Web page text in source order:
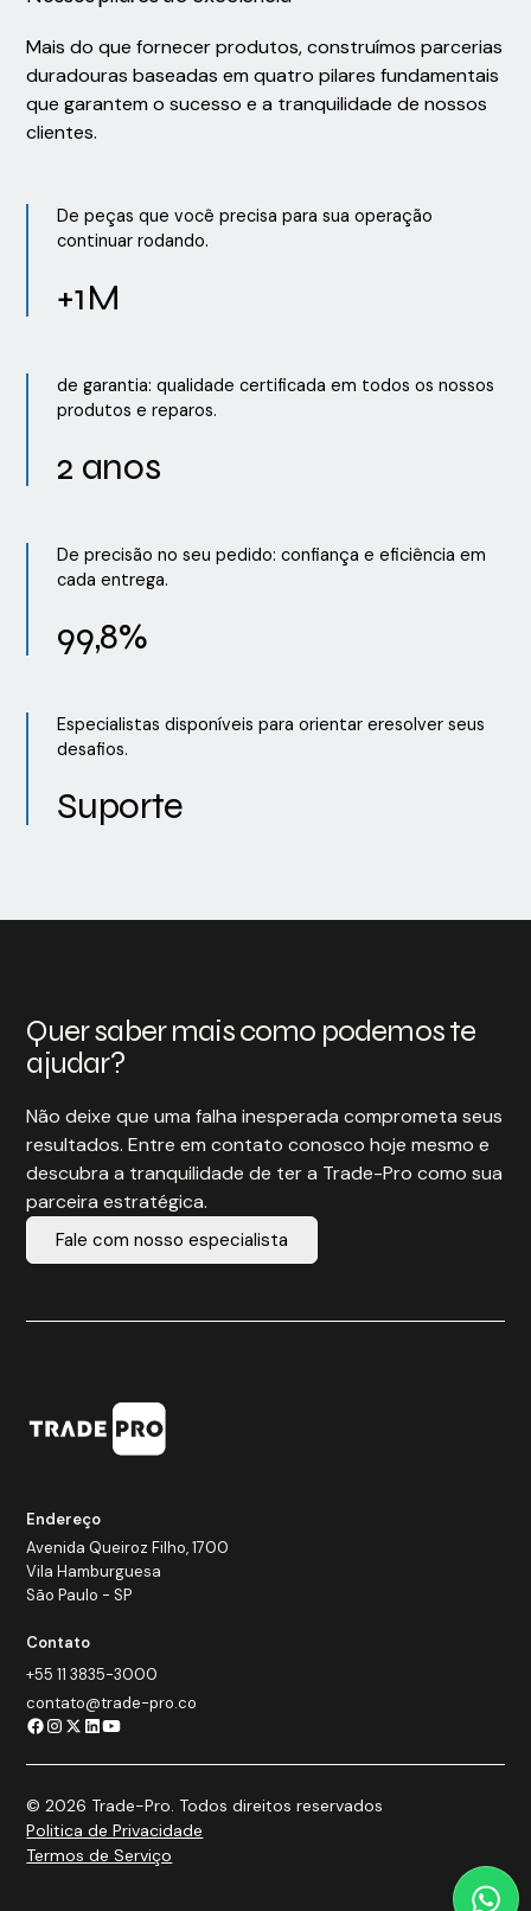
Mais do que fornecer produtos, construímos parcerias
duradouras baseadas em quatro pilares fundamentais
que garantem o sucesso e a tranquilidade de nossos
clientes.
De peças que você precisa para sua operação
continuar rodando.
+1M
de garantia: qualidade certificada em todos os nossos
produtos e reparos.
2 anos
De precisão no seu pedido: confiança e eficiência em
cada entrega.
99,8%
Especialistas disponíveis para orientar eresolver seus
desafios.
Suporte
Quer saber mais como podemos te
ajudar?
Não deixe que uma falha inesperada comprometa seus
resultados. Entre em contato conosco hoje mesmo e
descubra a tranquilidade de ter a Trade-Pro como sua
parceira estratégica.
Fale com nosso especialista
Endereço
Avenida Queiroz Filho, 1700
Vila Hamburguesa
São Paulo - SP
Contato
+55 11 3835-3000
contato@trade-pro.co
© 2026 Trade-Pro. Todos direitos reservados
Politica de Privacidade
Termos de Serviço